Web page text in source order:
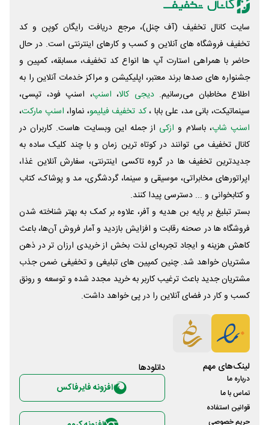
سایت کانال تخفیف (آف چنل)، مرجع دریافت رایگان کوپن و کد
تخفیف فروشگاه های آنلاین و کسب و‌ کارهای اینترنتی است. در حال
حاضر با همراهی استارت آپ ها انواع کد تخفیف، مسابقه، کمپین و
جشنواره های صدها برند معتبر، اپلیکیشن و مراکز خدمات آنلاین را به
اطلاع مخاطبان می‌رسانیم. دیجی کالا، اسنپ، اسنپ فود، تپسی،
سینماتیکت، بانی مد، علی‌ بابا ،کد تخفیف فیلیمو، نماوا، اسنپ مارکت،
اسنپ شاپ، باسلام و ازکی از جمله این وبسایت ‌هاست. کاربران در
کانال تخفیف می توانند در کوتاه ترین زمان و با چند کلیک ساده به
جدیدترین تخفیف ها در گروه تاکسی اینترنتی، سفارش آنلاین غذا،
اپراتورهای مخابراتی، موسیقی و سینما، گردشگری، مد و پوشاک، کتاب
و کتابخوانی و ... دسترسی پیدا کنند.
بستر تبلیغ بر پایه بن هدیه و آفر، علاوه بر کمک به بهتر شناخته شدن
فروشگاه ها در صحنه رقابت و افزایش بازدید و آمار فروش آن‌ها، باعث
کاهش هزینه و ایجاد تجربه‌ای لذت بخش از خریدی ارزان تر در ذهن
مشتریان خواهد شد. چنین کمپین های تبلیغی و تخفیفی ضمن جذب
مشتریان جدید باعث ترغیب کاربر به خرید مجدد شده و توسعه و رونق
کسب و کار در فضای آنلاین را در پی خواهد داشت.
لینک‌های مهم
درباره ما
تماس با ما
قوانین استفاده
حریم خصوصی
دانلود‌ها
افزونه فایرفاکس